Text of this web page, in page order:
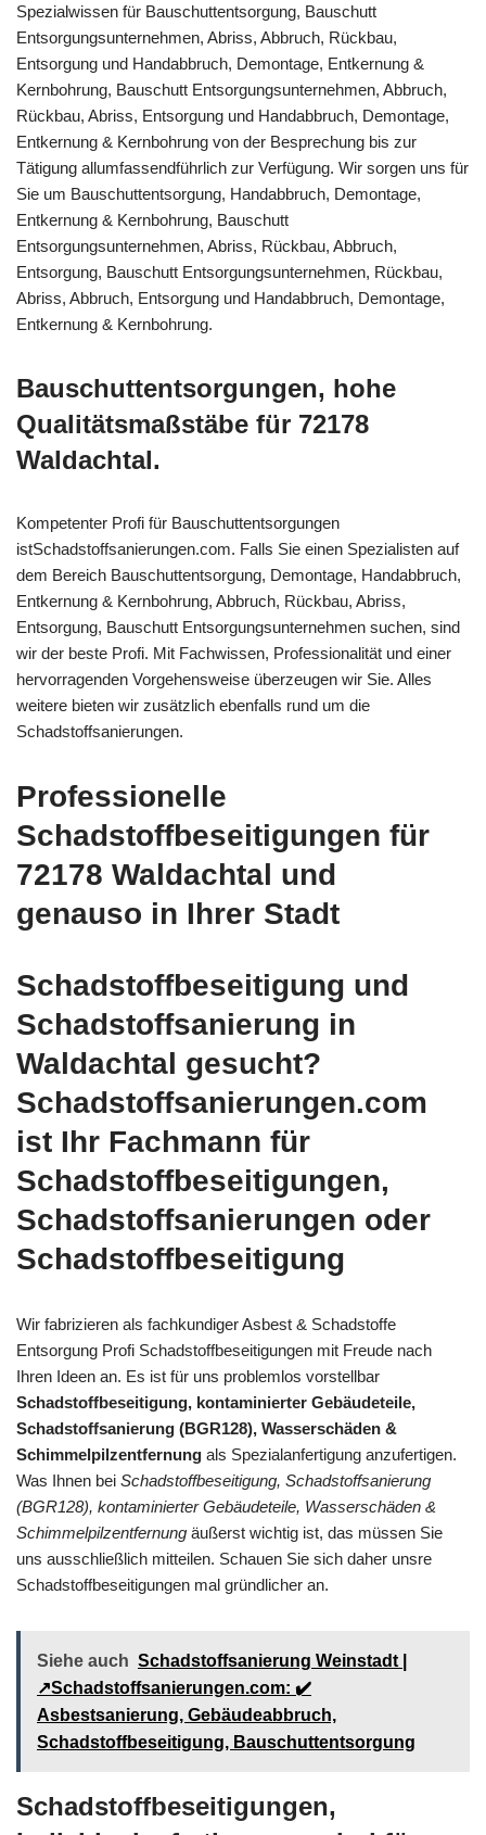
Spezialwissen für Bauschuttentsorgung, Bauschutt
Entsorgungsunternehmen, Abriss, Abbruch, Rückbau,
Entsorgung und Handabbruch, Demontage, Entkernung &
Kernbohrung, Bauschutt Entsorgungsunternehmen, Abbruch,
Rückbau, Abriss, Entsorgung und Handabbruch, Demontage,
Entkernung & Kernbohrung von der Besprechung bis zur
Tätigung allumfassendführlich zur Verfügung. Wir sorgen uns für
Sie um Bauschuttentsorgung, Handabbruch, Demontage,
Entkernung & Kernbohrung, Bauschutt
Entsorgungsunternehmen, Abriss, Rückbau, Abbruch,
Entsorgung, Bauschutt Entsorgungsunternehmen, Rückbau,
Abriss, Abbruch, Entsorgung und Handabbruch, Demontage,
Entkernung & Kernbohrung.
Bauschuttentsorgungen, hohe
Qualitätsmaßstäbe für 72178
Waldachtal.
Kompetenter Profi für Bauschuttentsorgungen
istSchadstoffsanierungen.com. Falls Sie einen Spezialisten auf
dem Bereich Bauschuttentsorgung, Demontage, Handabbruch,
Entkernung & Kernbohrung, Abbruch, Rückbau, Abriss,
Entsorgung, Bauschutt Entsorgungsunternehmen suchen, sind
wir der beste Profi. Mit Fachwissen, Professionalität und einer
hervorragenden Vorgehensweise überzeugen wir Sie. Alles
weitere bieten wir zusätzlich ebenfalls rund um die
Schadstoffsanierungen.
Professionelle
Schadstoffbeseitigungen für
72178 Waldachtal und
genauso in Ihrer Stadt
Schadstoffbeseitigung und
Schadstoffsanierung in
Waldachtal gesucht?
Schadstoffsanierungen.com
ist Ihr Fachmann für
Schadstoffbeseitigungen,
Schadstoffsanierungen oder
Schadstoffbeseitigung
Wir fabrizieren als fachkundiger Asbest & Schadstoffe
Entsorgung Profi Schadstoffbeseitigungen mit Freude nach
Ihren Ideen an. Es ist für uns problemlos vorstellbar
Schadstoffbeseitigung, kontaminierter Gebäudeteile,
Schadstoffsanierung (BGR128), Wasserschäden &
Schimmelpilzentfernung als Spezialanfertigung anzufertigen.
Was Ihnen bei Schadstoffbeseitigung, Schadstoffsanierung
(BGR128), kontaminierter Gebäudeteile, Wasserschäden &
Schimmelpilzentfernung äußerst wichtig ist, das müssen Sie
uns ausschließlich mitteilen. Schauen Sie sich daher unsre
Schadstoffbeseitigungen mal gründlicher an.
Siehe auch Schadstoffsanierung Weinstadt |
↗️Schadstoffsanierungen.com: ✔️
Asbestsanierung, Gebäudeabbruch,
Schadstoffbeseitigung, Bauschuttentsorgung
Schadstoffbeseitigungen,